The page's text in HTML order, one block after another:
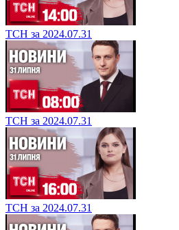
ТСН за 2024.07.31
ТСН за 2024.07.31
ТСН за 2024.07.31